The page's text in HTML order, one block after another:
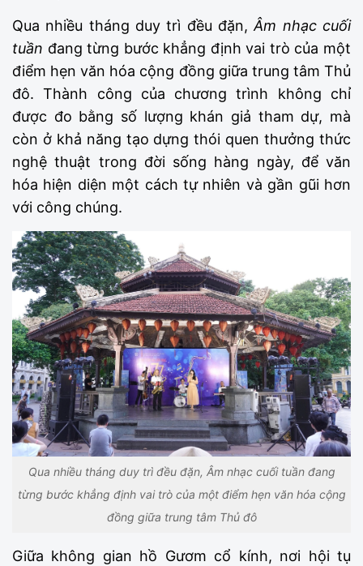
Qua nhiều tháng duy trì đều đặn,Âm nhạc cuối
tuần đang từng bước khẳng định vai trò của một
điểm hẹn văn hóa cộng đồng giữa trung tâm Thủ
đô. Thành công của chương trình không chỉ
được đo bằng số lượng khán giả tham dự, mà
còn ở khả năng tạo dựng thói quen thưởng thức
nghệ thuật trong đời sống hàng ngày, để văn
hóa hiện diện một cách tự nhiên và gần gũi hơn
với công chúng.
Qua nhiều tháng duy trì đều đặn, Âm nhạc cuối tuần đang
từng bước khẳng định vai trò của một điểm hẹn văn hóa cộng
đồng giữa trung tâm Thủ đô
Giữa không gian hồ Gươm cổ kính, nơi hội tụ